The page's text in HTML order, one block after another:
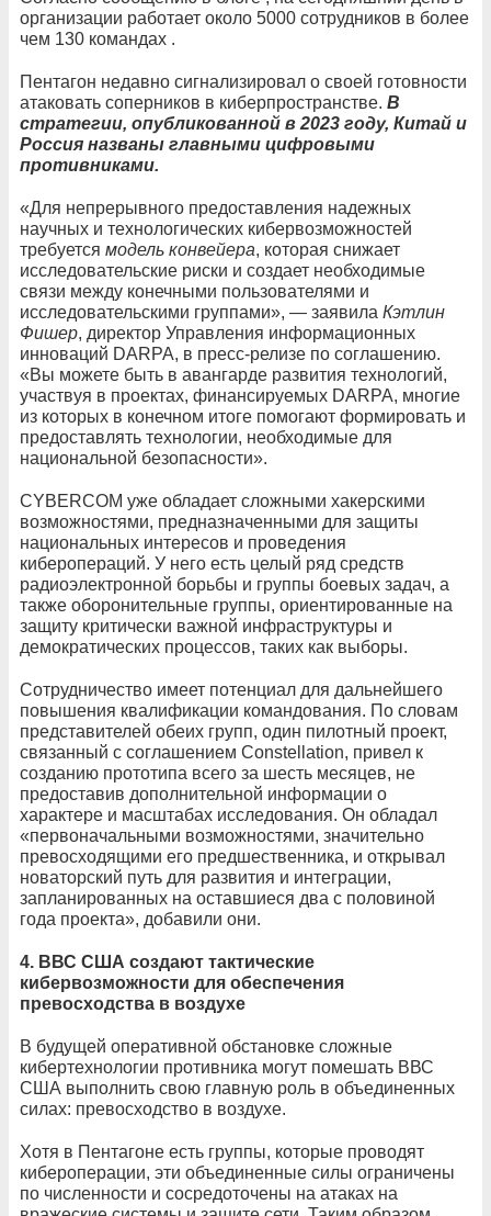
организации работает около 5000 сотрудников в более
чем 130 командах .
Пентагон недавно сигнализировал о своей готовности
атаковать соперников в киберпространстве. В
стратегии, опубликованной в 2023 году, Китай и
Россия названы главными цифровыми
противниками.
«Для непрерывного предоставления надежных
научных и технологических кибервозможностей
требуется модель конвейера, которая снижает
исследовательские риски и создает необходимые
связи между конечными пользователями и
исследовательскими группами», — заявила Кэтлин
Фишер, директор Управления информационных
инноваций DARPA, в пресс-релизе по соглашению.
«Вы можете быть в авангарде развития технологий,
участвуя в проектах, финансируемых DARPA, многие
из которых в конечном итоге помогают формировать и
предоставлять технологии, необходимые для
национальной безопасности».
CYBERCOM уже обладает сложными хакерскими
возможностями, предназначенными для защиты
национальных интересов и проведения
киберопераций. У него есть целый ряд средств
радиоэлектронной борьбы и группы боевых задач, а
также оборонительные группы, ориентированные на
защиту критически важной инфраструктуры и
демократических процессов, таких как выборы.
Сотрудничество имеет потенциал для дальнейшего
повышения квалификации командования. По словам
представителей обеих групп, один пилотный проект,
связанный с соглашением Constellation, привел к
созданию прототипа всего за шесть месяцев, не
предоставив дополнительной информации о
характере и масштабах исследования. Он обладал
«первоначальными возможностями, значительно
превосходящими его предшественника, и открывал
новаторский путь для развития и интеграции,
запланированных на оставшиеся два с половиной
года проекта», добавили они.
4. ВВС США создают тактические
кибервозможности для обеспечения
превосходства в воздухе
В будущей оперативной обстановке сложные
кибертехнологии противника могут помешать ВВС
США выполнить свою главную роль в объединенных
силах: превосходство в воздухе.
Хотя в Пентагоне есть группы, которые проводят
кибероперации, эти объединенные силы ограничены
по численности и сосредоточены на атаках на